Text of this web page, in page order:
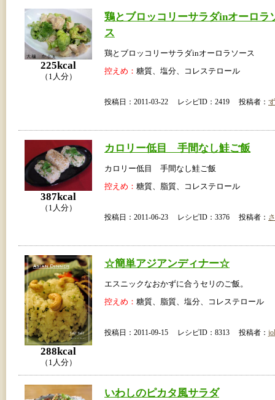
225kcal
（1人分）
鶏とブロッコリーサラダinオーロラ
ス
鶏とブロッコリーサラダinオーロラソース
控えめ： 糖質、塩分、コレステロール
投稿日：2011-03-22 レシピID：2419 投稿者：
387kcal
（1人分）
カロリー低目 手間なし鮭ご飯
カロリー低目 手間なし鮭ご飯
控えめ： 糖質、脂質、コレステロール
投稿日：2011-06-23 レシピID：3376 投稿者：
288kcal
（1人分）
☆簡単アジアンディナー☆
エスニックなおかずに合うセリのご飯。
控えめ： 糖質、脂質、塩分、コレステロール
投稿日：2011-09-15 レシピID：8313 投稿者：
いわしのピカタ風サラダ